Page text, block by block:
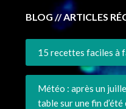
BLOG // ARTICLES
15 recettes faciles à
Météo : après un
table sur une fin